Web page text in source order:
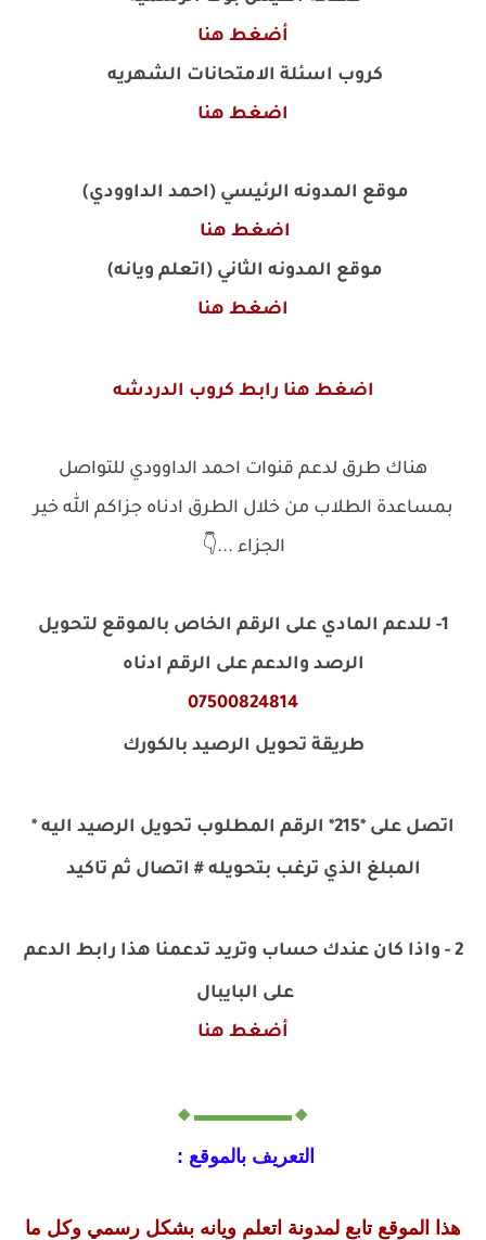
أضغط هنا
كروب اسئلة الامتحانات الشهريه
اضغط هنا
موقع المدونه الرئيسي (احمد الداوودي)
اضغط هنا
موقع المدونه الثاني (اتعلم ويانه)
اضغط هنا
اضغط هنا رابط كروب الدردشه
هناك طرق لدعم قنوات احمد الداوودي للتواصل
بمساعدة الطلاب من خلال الطرق ادناه جزاكم الله خير
الجزاء ...👇
1- للدعم المادي على الرقم الخاص بالموقع لتحويل
الرصد والدعم على الرقم ادناه
07500824814
طريقة تحويل الرصيد بالكورك
اتصل على *215* الرقم المطلوب تحويل الرصيد اليه *
المبلغ الذي ترغب بتحويله # اتصال ثم تاكيد
2 - واذا كان عندك حساب وتريد تدعمنا هذا رابط الدعم
على البايبال
أضغط هنا
🔸▬▬▬▬▬🔸
التعريف بالموقع :
هذا الموقع تابع لمدونة اتعلم ويانه بشكل رسمي وكل ما